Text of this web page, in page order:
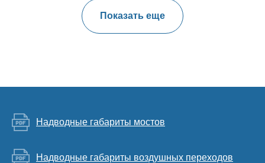
Показать еще
Надводные габариты мостов
Надводные габариты воздушных переходов